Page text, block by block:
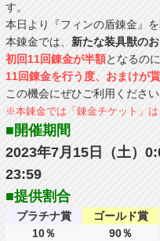
す。
本日より『フィンの盾錬金』を
本錬金では、 新たな装具獣の
初回11回錬金が半額となるのに
11回錬金を行う度、おまけが
この機会にぜひご利用ください
※本錬金では「錬金チケット」は
■開催期間
2023年7月15日（土）
23:59
■提供割合
プラチナ賞
ゴールド賞
10％
90％